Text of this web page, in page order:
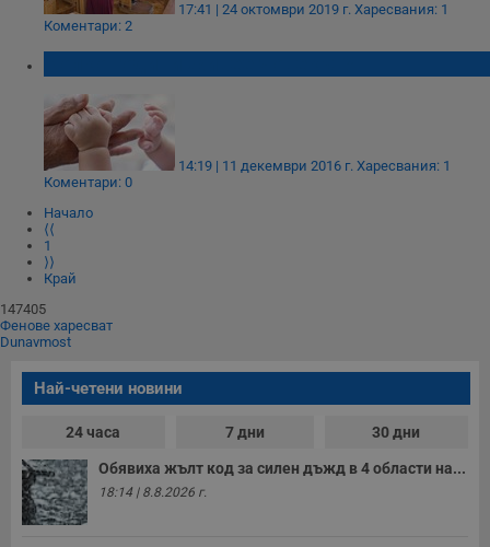
17:41 | 24 октомври 2019 г. Харесвания: 1
Коментари: 2
14:19 | 11 декември 2016 г. Харесвания: 1
Коментари: 0
Начало
⟨⟨
1
⟩⟩
Край
147405
Фенове харесват
Dunavmost
Най-четени новини
24 часа 7 дни 30 дни
Обявиха жълт код за силен дъжд в 4 области на...
18:14 | 8.8.2026 г.